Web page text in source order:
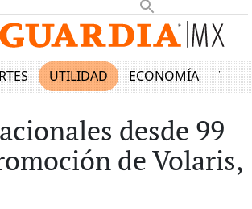
UTILIDAD ECONOMÍA VIDA
desde 99
de Volaris,